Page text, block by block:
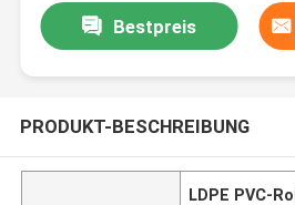
Bestpreis
PRODUKT-BESCHREIBUNG
LDPE PVC-